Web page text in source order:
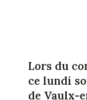
Lors du
ce lundi
de Vaulx-